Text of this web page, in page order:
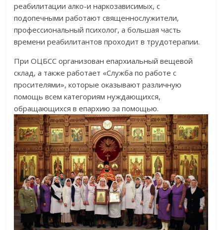
реабилитации алко-и наркозависимых, с
подопечными работают священнослужители,
профессиональный психолог, а большая часть
времени реабилитантов проходит в трудотерапии.
При ОЦБСС организован епархиальный вещевой
склад, а также работает «Служба по работе с
просителями», которые оказывают различную
помощь всем категориям нуждающихся,
обращающихся в епархию за помощью.